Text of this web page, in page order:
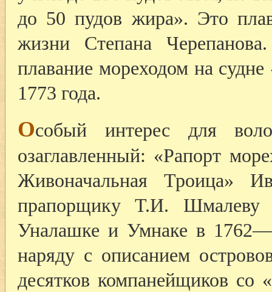
до 50 пудов жира». Это
жизни Степана
плавание мореходом на
1773 года.
Особый интерес для
озаглавленный: «Рапорт
Живоначальная Троица»
прапорщику Т.И. Шмалеву
Уналашке и Умнаке в
наряду с описанием
десятков компанейщиков